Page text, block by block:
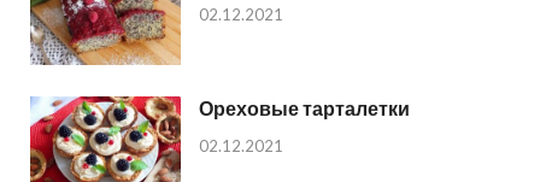
02.12.2021
Ореховые тарталетки
02.12.2021